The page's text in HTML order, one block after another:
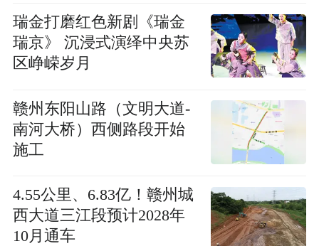
瑞金打磨红色新剧《瑞金
瑞京》 沉浸式演绎中央苏
区峥嵘岁月
赣州东阳山路（文明大道-
南河大桥）西侧路段开始
施工
4.55公里、6.83亿！赣州城
西大道三江段预计2028年
10月通车